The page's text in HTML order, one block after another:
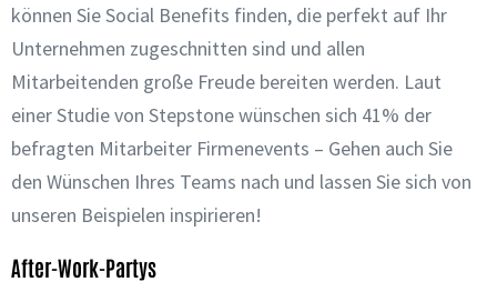
können Sie Social Benefits finden, die perfekt auf Ihr
Unternehmen zugeschnitten sind und allen
Mitarbeitenden große Freude bereiten werden. Laut
einer Studie von Stepstone wünschen sich 41% der
befragten Mitarbeiter Firmenevents – Gehen auch Sie
den Wünschen Ihres Teams nach und lassen Sie sich von
unseren Beispielen inspirieren!
After-Work-Partys